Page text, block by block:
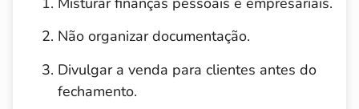
Não organizar documentação.
Divulgar a venda para clientes antes do
fechamento.